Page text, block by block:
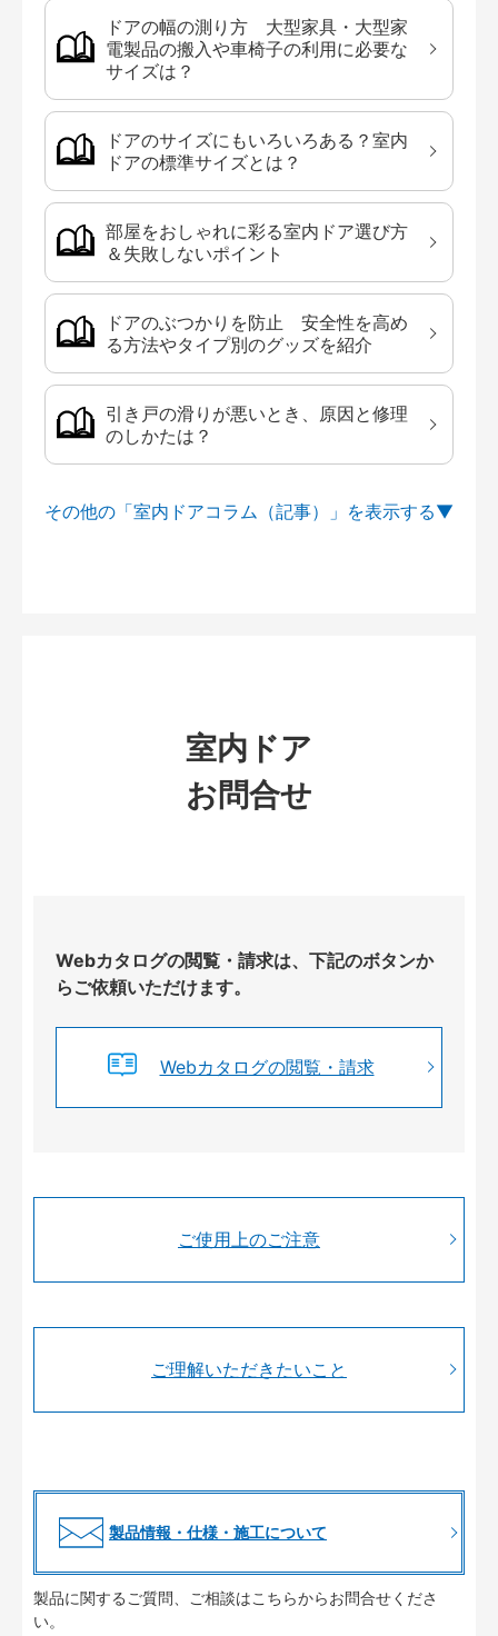
ドアの幅の測り方 大型家具・大型家
電製品の搬入や車椅子の利用に必要な
サイズは？
ドアのサイズにもいろいろある？室内
ドアの標準サイズとは？
部屋をおしゃれに彩る室内ドア選び方
＆失敗しないポイント
ドアのぶつかりを防止 安全性を高め
る方法やタイプ別のグッズを紹介
引き戸の滑りが悪いとき、原因と修理
のしかたは？
その他の「室内ドアコラム（記事）」を
室内ドア
お問合せ
Webカタログの閲覧・請求は、下記のボタンか
らご依頼いただけます。
Webカタログの閲覧・請求
ご使用上のご注意
ご理解いただきたいこと
製品情報・仕様・施工について
製品に関するご質問、ご相談はこちらからお問合せくださ
い。